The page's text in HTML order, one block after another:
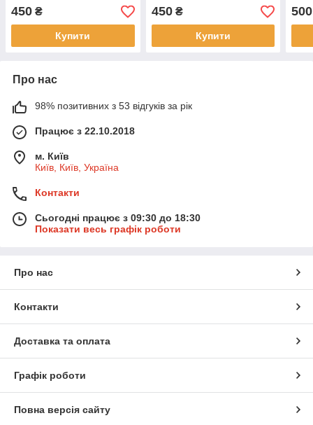
450 ₴
Купити
450₴
Купити
500
Про нас
98% позитивних з 53 відгуків за рік
Працює з 22.10.2018
м. Київ
Київ, Київ, Україна
Контакти
Сьогодні працює з 09:30 до 18:30
Показати весь графік роботи
Про нас
Контакти
Доставка та оплата
Графік роботи
Повна версія сайту